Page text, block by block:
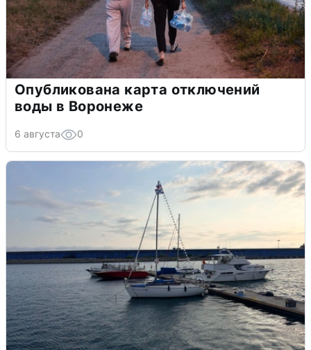
Опубликована карта отключений
воды в Воронеже
6 августа 0